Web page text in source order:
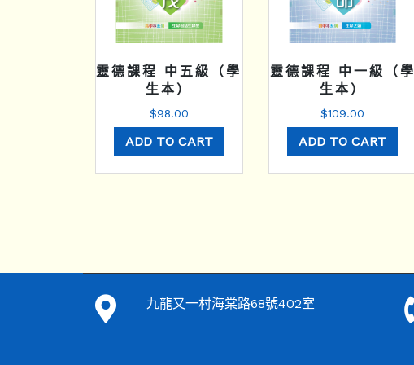
靈德課程 中五級（學
生本）
$98.00
ADD TO CART
靈德課程 中一級（學
生本）
$109.00
ADD TO CART
九龍又一村海棠路68號402室